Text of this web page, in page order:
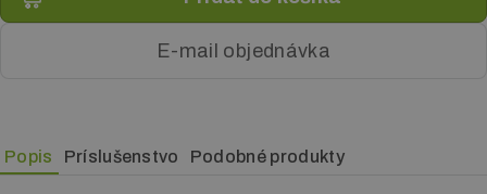
E-mail objednávka
Popis Príslušenstvo Podobné produkty